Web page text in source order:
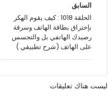
السابق
الحلقة 1018 : كيف يقوم الهكر
بإختراق بطاقة الهاتف وسرقة
رصيدك الهاتفي بل والتجسس
على الهاتف (شرح تطبيقي )
ليست هناك تعليقات